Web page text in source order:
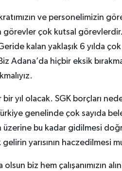
ve personelimizin
görevler çok kutsal
kalan yaklaşık 6 yılda
Adana’da hiçbir eksik
yıl olacak. SGK borçları
genelinde çok sayıda
bu kadar gidilmesi
gelirin yarısının haczedilmesi
biz hem çalışanımızın